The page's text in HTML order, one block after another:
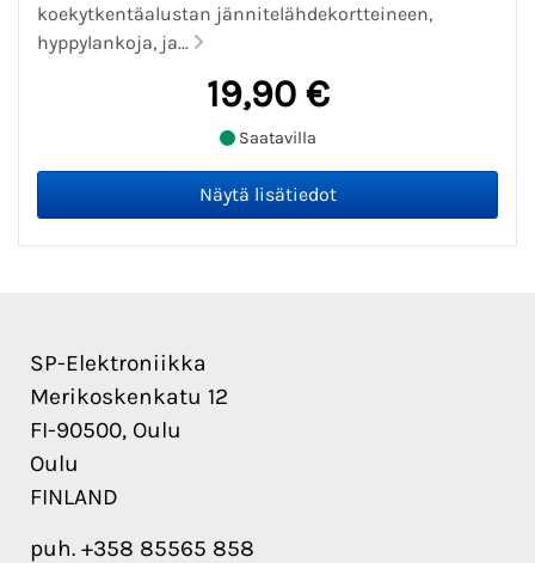
koekytkentäalustan jännitelähdekortteineen,
hyppylankoja, ja...
19,90 €
Saatavilla
SP-Elektroniikka
Merikoskenkatu 12
FI-90500, Oulu
Oulu
FINLAND
puh. +358 85565 858